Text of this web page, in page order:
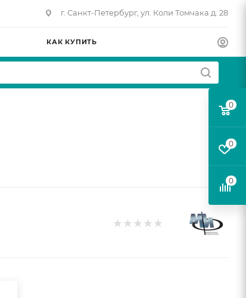
г. Санкт-Петербург, ул. Коли Томчака д. 28
КАК КУПИТЬ
0
0
0